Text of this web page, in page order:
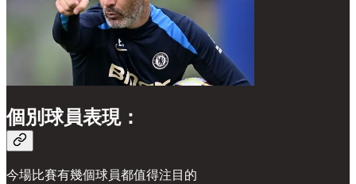
個別球員表現：
今場比賽有幾個球員都值得注目的